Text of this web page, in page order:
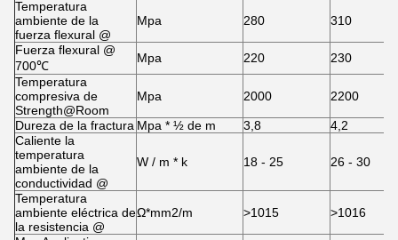
Temperatura
ambiente de la
fuerza flexural @
Mpa 280 310
Fuerza flexural @
700℃
Mpa 220
230
Temperatura
compresiva de
Strength@Room
Mpa 2000 2200
Dureza de la fractura Mpa * ½ de m 3,8
4,2
Caliente la
temperatura
ambiente de la
conductividad @
W / m * k 18 - 25 26 - 30
Temperatura
ambiente eléctrica de
la resistencia @
Ω*mm2/m >1015 >1016